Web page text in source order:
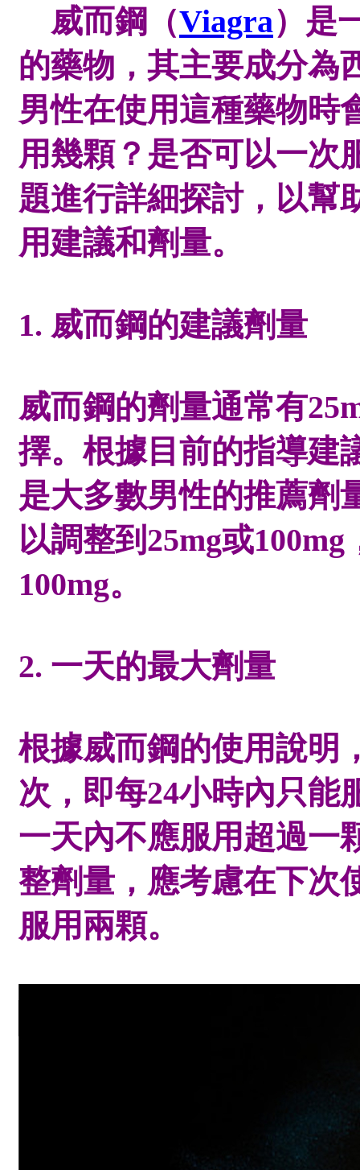
威而鋼（Viagra）是
的藥物，其主要成分為
男性在使用這種藥物時
用幾顆？是否可以一次
題進行詳細探討，以幫
用建議和劑量。
1. 威而鋼的建議劑量
威而鋼的劑量通常有
擇。根據目前的指導建
是大多數男性的推薦劑
以調整到25mg或
100mg。
2. 一天的最大劑量
根據威而鋼的使用說明
次，即每24小時內只能
一天內不應服用超過一
整劑量，應考慮在下次
服用兩顆。